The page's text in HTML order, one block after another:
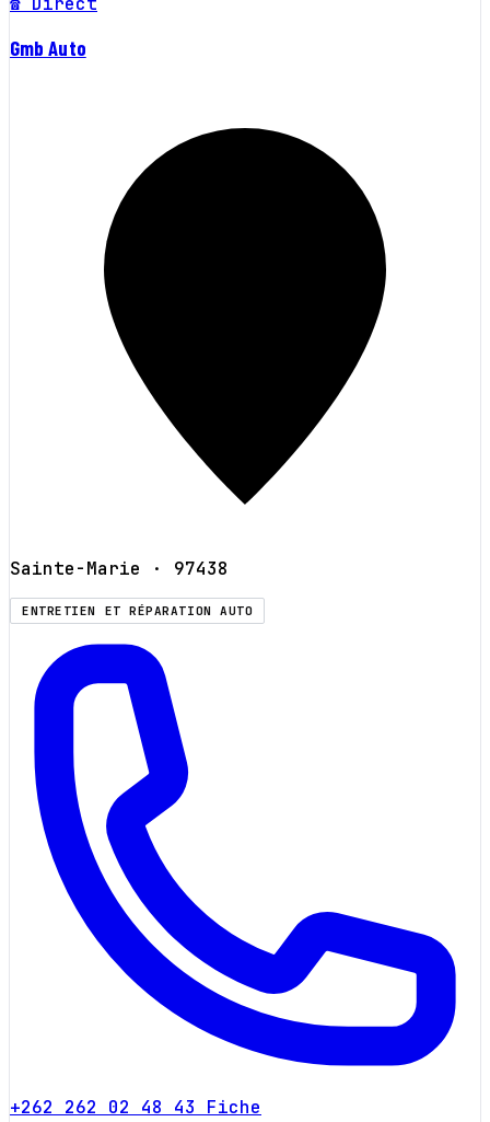
Gmb Auto
Sainte-Marie · 97438
ENTRETIEN ET RÉPARATION AUTO
+262 262 02 48 43 Fiche